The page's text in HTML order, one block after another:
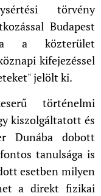
törvény
Budapest
a közterület
kifejezéssel
jelölt ki.
történelmi
kiszolgáltatott és
Dunába dobott
tanulsága is
esetben milyen
a direkt fizikai